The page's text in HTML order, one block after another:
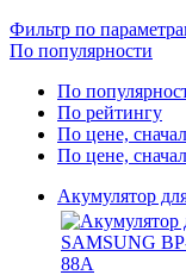
Фильтр по
По популярности
По
По рейтингу
По цене,
По цене,
Акумулятор